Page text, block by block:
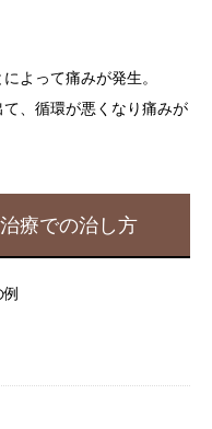
よって痛みが発生。
、循環が悪くなり痛みが
療での治し方